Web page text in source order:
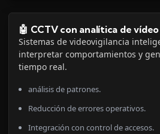
🤖 CCTV con analítica de vídeo
Sistemas de videovigilancia
interpretar comportamientos y
tiempo real.
análisis de patrones.
Reducción de errores operativos.
Integración con control de accesos.